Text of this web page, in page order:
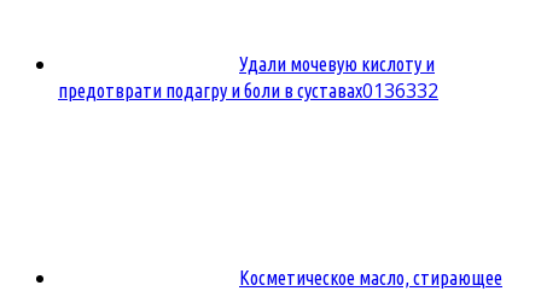
Удали мочевую кислоту и
предотврати подагру и боли в суставах0136332
Косметическое масло, стирающее